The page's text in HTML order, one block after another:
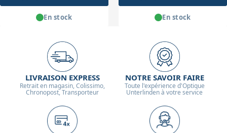
En stock En stock
LIVRAISON EXPRESS
Retrait en magasin, Colissimo,
Chronopost, Transporteur
NOTRE SAVOIR FAIRE
Toute l'expérience d'Optique
Unterlinden à votre service